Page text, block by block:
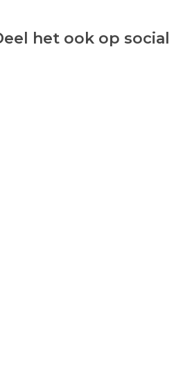
het ook op social